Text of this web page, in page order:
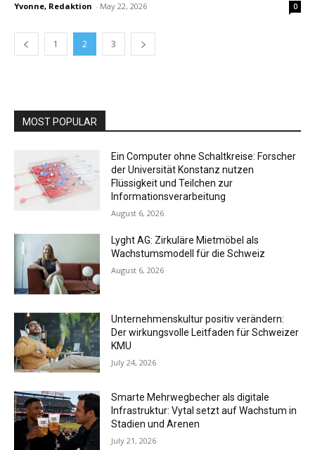
Yvonne, Redaktion - May 22, 2026 0
1 2 3
MOST POPULAR
Ein Computer ohne Schaltkreise: Forscher
der Universität Konstanz nutzen
Flüssigkeit und Teilchen zur
Informationsverarbeitung
August 6, 2026
Lyght AG: Zirkuläre Mietmöbel als
Wachstumsmodell für die Schweiz
August 6, 2026
Unternehmenskultur positiv verändern:
Der wirkungsvolle Leitfaden für Schweizer
KMU
July 24, 2026
Smarte Mehrwegbecher als digitale
Infrastruktur: Vytal setzt auf Wachstum in
Stadien und Arenen
July 21, 2026